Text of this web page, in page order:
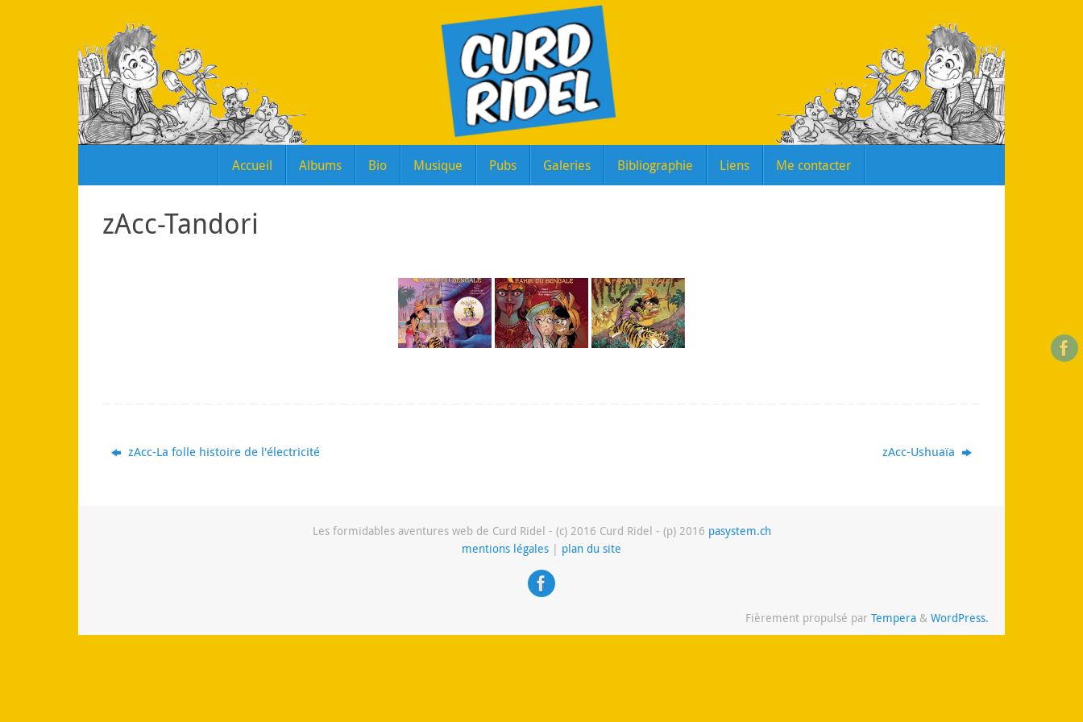
contenu
Accueil Albums Bio Musique Pubs Galeries Bibliographie Liens Me contacter
zAcc-Tandori
zAcc-La folle histoire de l'électricité zAcc-Ushuaïa
Les formidables aventures web de Curd Ridel - (c) 2016 Curd Ridel - (p) 2016 pasystem.ch
mentions légales | plan du site
Fièrement propulsé par Tempera & WordPress.